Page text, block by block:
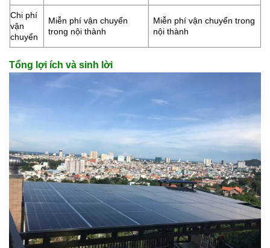
Chi phí
vận
chuyển
Miễn phí vận chuyển
trong nội thành
Miễn phí vận chuyển trong
nội thành
Tổng lợi ích và sinh lời